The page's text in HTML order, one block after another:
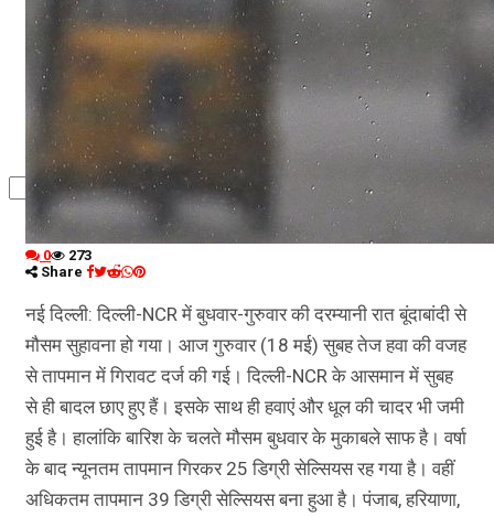
कृषि
धर्म
विज्ञान तकनीकी
0
273
Share
नई दिल्ली: दिल्ली-NCR में बुधवार-गुरुवार की दरम्यानी रात बूंदाबांदी से
मौसम सुहावना हो गया। आज गुरुवार (18 मई) सुबह तेज हवा की वजह
से तापमान में गिरावट दर्ज की गई। दिल्ली-NCR के आसमान में सुबह
से ही बादल छाए हुए हैं। इसके साथ ही हवाएं और धूल की चादर भी जमी
हुई है। हालांकि बारिश के चलते मौसम बुधवार के मुकाबले साफ है। वर्षा
के बाद न्यूनतम तापमान गिरकर 25 डिग्री सेल्सियस रह गया है। वहीं
अधिकतम तापमान 39 डिग्री सेल्सियस बना हुआ है। पंजाब, हरियाणा,